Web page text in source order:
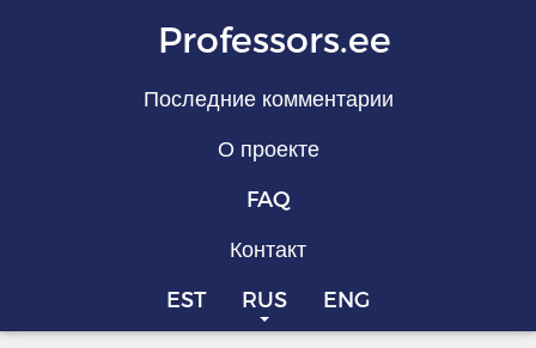
Professors.ee
Последние комментарии
О проекте
FAQ
Контакт
EST
RUS ENG